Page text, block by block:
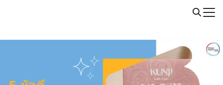
Call: 064-246-5614 | Line: @thaiprintshop
for: